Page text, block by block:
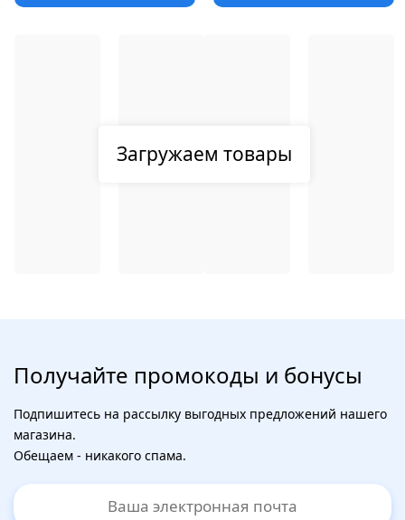
Загружаем товары
Получайте промокоды и бонусы
Подпишитесь на рассылку выгодных предложений нашего
магазина.
Обещаем - никакого спама.